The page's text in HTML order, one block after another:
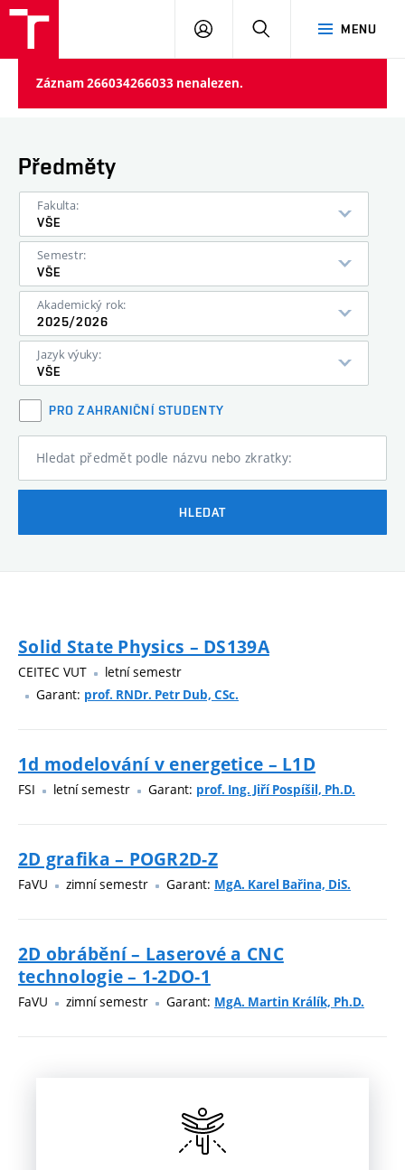
MENU
PŘIHLÁSIT
Záznam 266034266033 nenalezen.
Předměty
Fakulta:
VŠE
Semestr:
VŠE
Akademický rok:
2025/2026
Jazyk výuky:
VŠE
PRO ZAHRANIČNÍ STUDENTY
Hledat předmět podle názvu nebo zkratky:
HLEDAT
Solid State Physics – DS139A
CEITEC VUT
letní semestr
Garant: prof. RNDr. Petr Dub, CSc.
1d modelování v energetice – L1D
FSI letní semestr Garant: prof. Ing. Jiří Pospíšil, Ph.D.
2D grafika – POGR2D-Z
FaVU zimní semestr Garant: MgA. Karel Bařina, DiS.
2D obrábění – Laserové a CNC
technologie – 1-2DO-1
FaVU zimní semestr Garant: MgA. Martin Králík, Ph.D.